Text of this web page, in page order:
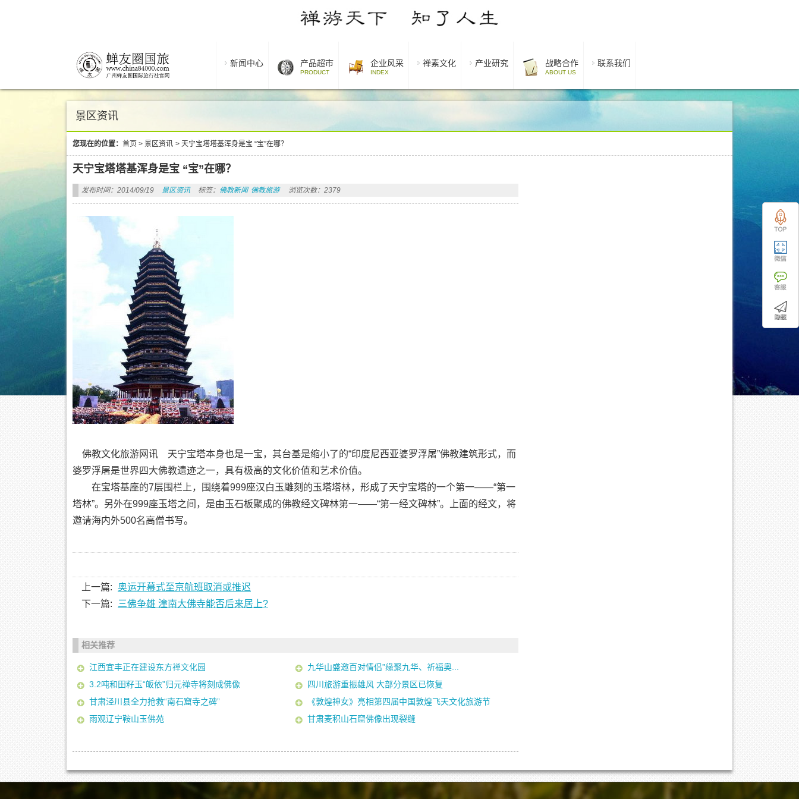
新闻中心 产品超市
PRODUCT
企业风采
INDEX
禅素文化 产业研究 战略合作
ABOUT US
联系我们
景区资讯
您现在的位置： 首页 > 景区资讯 > 天宁宝塔塔基浑身是宝 “宝”在哪？
天宁宝塔塔基浑身是宝 “宝”在哪？
发布时间：2014/09/19 景区资讯 标签： 佛教新闻 佛教旅游 浏览次数：2379
佛教文化旅游网讯 天宁宝塔本身也是一宝，其台基是缩小了的“印度尼西亚婆罗浮屠”佛教建筑形式，而
婆罗浮屠是世界四大佛教遗迹之一，具有极高的文化价值和艺术价值。
在宝塔基座的7层围栏上，围绕着999座汉白玉雕刻的玉塔塔林，形成了天宁宝塔的一个第一——“第一
塔林”。另外在999座玉塔之间，是由玉石板聚成的佛教经文碑林第一——“第一经文碑林”。上面的经文，将
邀请海内外500名高僧书写。
上一篇: 奥运开幕式至京航班取消或推迟
下一篇:
三佛争雄 潼南大佛寺能否后来居上?
相关推荐
江西宜丰正在建设东方禅文化园
九华山盛邀百对情侣”缘聚九华、祈福奥...
3.2吨和田籽玉“皈依”归元禅寺将刻成佛像
四川旅游重振雄风 大部分景区已恢复
甘肃泾川县全力抢救“南石窟寺之碑”
《敦煌神女》亮相第四届中国敦煌飞天文化旅游节
雨观辽宁鞍山玉佛苑
甘肃麦积山石窟佛像出现裂缝